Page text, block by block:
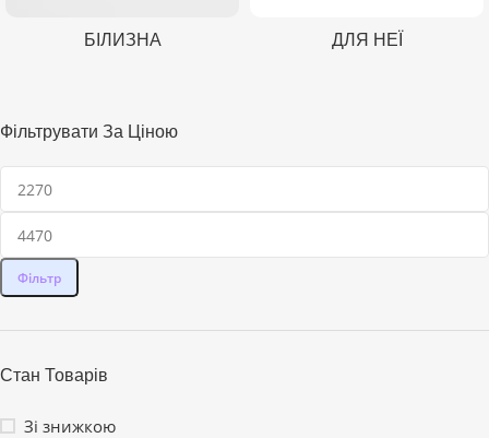
БІЛИЗНА ДЛЯ НЕЇ
Фільтрувати За Ціною
Фільтр
Стан Товарів
Зі знижкою